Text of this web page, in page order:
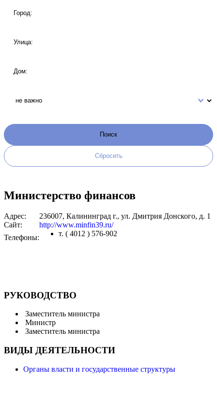
Министерство финансов
Адрес:
236007, Калининград г., ул. Дмитрия Донского, д. 1
Сайт:
http://www.minfin39.ru/
Телефоны:
т. ( 4012 ) 576-902
РУКОВОДСТВО
Заместитель министра
Министр
Заместитель министра
ВИДЫ ДЕЯТЕЛЬНОСТИ
Органы власти и государственные структуры